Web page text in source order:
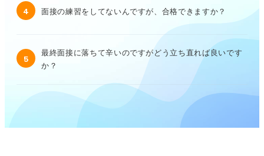
4 面接の練習をしてないんですが、合格できますか？
5
最終面接に落ちて辛いのですがどう立ち直れば良いです
か？